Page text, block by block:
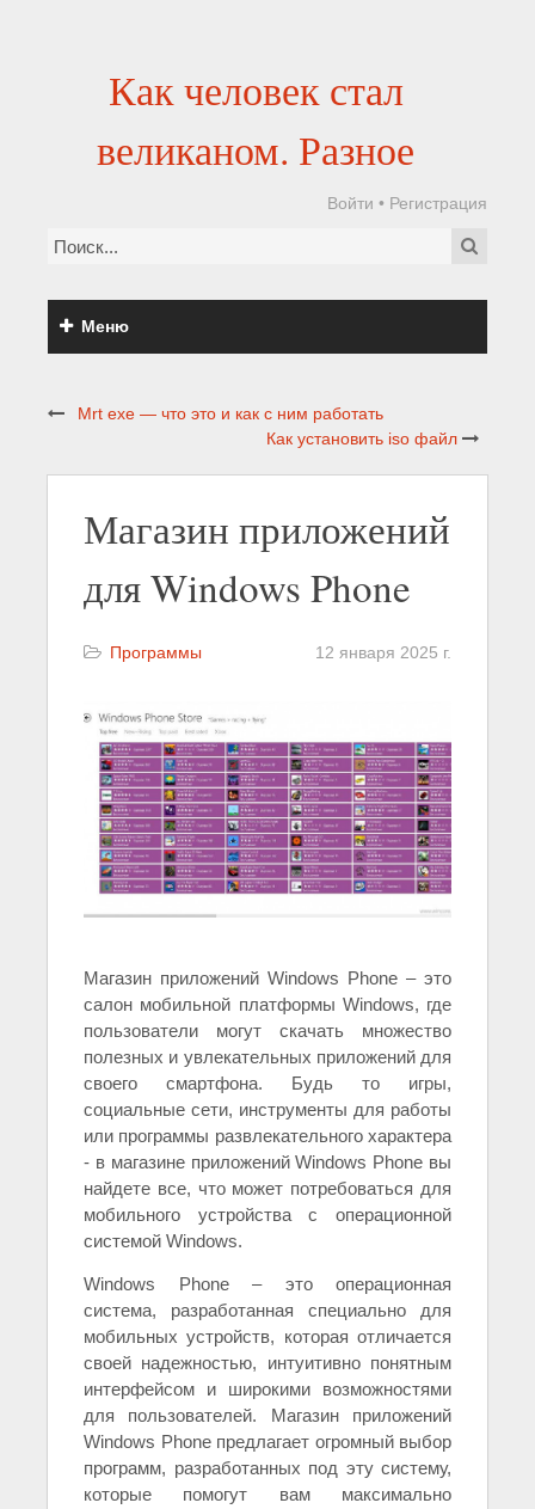
Как человек стал
великаном. Разное
Войти • Регистрация
Меню
Mrt exe — что это и как с ним работать
Как установить iso файл
Магазин приложений
для Windows Phone
Программы 12 января 2025 г.
Магазин приложений Windows Phone – это
салон мобильной платформы Windows, где
пользователи могут скачать множество
полезных и увлекательных приложений для
своего смартфона. Будь то игры,
социальные сети, инструменты для работы
или программы развлекательного характера
- в магазине приложений Windows Phone вы
найдете все, что может потребоваться для
мобильного устройства с операционной
системой Windows.
Windows Phone – это операционная
система, разработанная специально для
мобильных устройств, которая отличается
своей надежностью, интуитивно понятным
интерфейсом и широкими возможностями
для пользователей. Магазин приложений
Windows Phone предлагает огромный выбор
программ, разработанных под эту систему,
которые помогут вам максимально